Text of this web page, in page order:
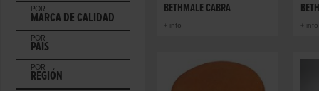
POR
MARCA DE CALIDAD
POR
PAIS
POR
REGIÓN
BETHMALE CABRA
+ info + info